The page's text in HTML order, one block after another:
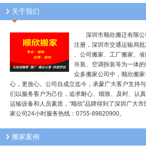
关于我们
深圳市顺欣搬迁有限
注册，深圳市交通运输局
、公司搬家、工厂搬家、
吊装、空调拆装等为一体
众多搬家公司中，顺欣搬
心，更放心。公司自成立迄今，承蒙广大客户支持
们以服务客户为己任，追求耐心、细致、及时、认
运输设备和人员素质，“顺欣”品牌得到了深圳广大
家公司24小时服务热线：0755-89820900。
搬家案例